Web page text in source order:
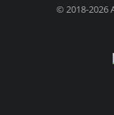
© 2018-2026